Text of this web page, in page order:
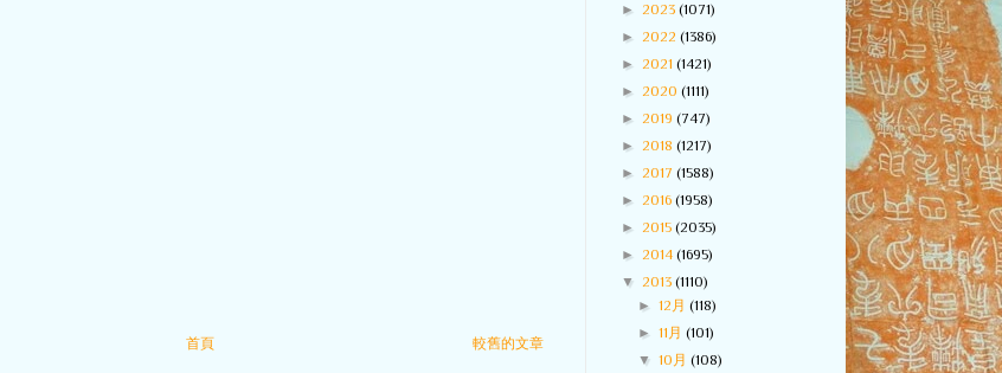
較舊的文章
首頁
► 2023 (1071)
► 2022 (1386)
► 2021 (1421)
► 2020 (1111)
► 2019 (747)
► 2018 (1217)
► 2017 (1588)
► 2016 (1958)
► 2015 (2035)
► 2014 (1695)
▼ 2013 (1110)
►12月(118)
►11月(101)
▼10月(108)